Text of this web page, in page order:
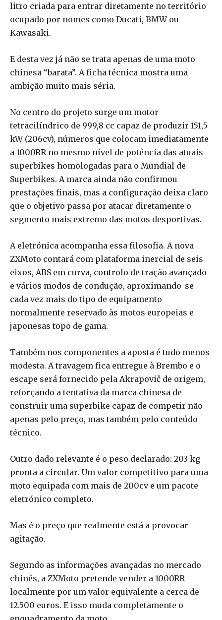
litro criada para entrar diretamente no território
ocupado por nomes como Ducati, BMW ou
Kawasaki.
E desta vez já não se trata apenas de uma moto
chinesa “barata”. A ficha técnica mostra uma
ambição muito mais séria.
No centro do projeto surge um motor
tetracilíndrico de 999,8 cc capaz de produzir 151,5
kW (206cv), números que colocam imediatamente
a 1000RR no mesmo nível de potência das atuais
superbikes homologadas para o Mundial de
Superbikes. A marca ainda não confirmou
prestações finais, mas a configuração deixa claro
que o objetivo passa por atacar diretamente o
segmento mais extremo das motos desportivas.
A eletrónica acompanha essa filosofia. A nova
ZXMoto contará com plataforma inercial de seis
eixos, ABS em curva, controlo de tração avançado
e vários modos de condução, aproximando-se
cada vez mais do tipo de equipamento
normalmente reservado às motos europeias e
japonesas topo de gama.
Também nos componentes a aposta é tudo menos
modesta. A travagem fica entregue à Brembo e o
escape será fornecido pela Akrapovič de origem,
reforçando a tentativa da marca chinesa de
construir uma superbike capaz de competir não
apenas pelo preço, mas também pelo conteúdo
técnico.
Outro dado relevante é o peso declarado: 203 kg
pronta a circular. Um valor competitivo para uma
moto equipada com mais de 200cv e um pacote
eletrónico completo.
Mas é o preço que realmente está a provocar
agitação.
Segundo as informações avançadas no mercado
chinês, a ZXMoto pretende vender a 1000RR
localmente por um valor equivalente a cerca de
12.500 euros. E isso muda completamente o